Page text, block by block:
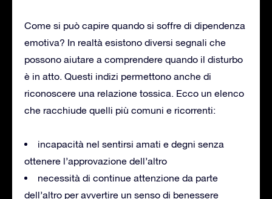
Come si può capire quando si soffre di dipendenza
emotiva? In realtà esistono diversi segnali che
possono aiutare a comprendere quando il disturbo
è in atto. Questi indizi permettono anche di
riconoscere una relazione tossica. Ecco un elenco
che racchiude quelli più comuni e ricorrenti:
incapacità nel sentirsi amati e degni senza
ottenere l’approvazione dell’altro
necessità di continue attenzione da parte
dell’altro per avvertire un senso di benessere